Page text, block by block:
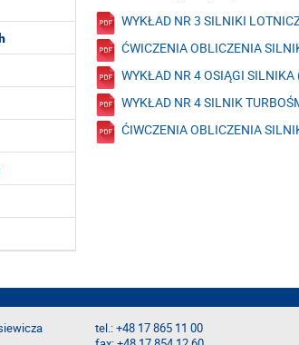
WYKŁAD NR 3 SILNIKI
ĆWICZENIA OBLICZENIA
WYKŁAD NR 4 OSIĄGI
WYKŁAD NR 4 SILNIK
ĆIWCZENIA OBLICZENIA
tel.: +48 17 865 11 00